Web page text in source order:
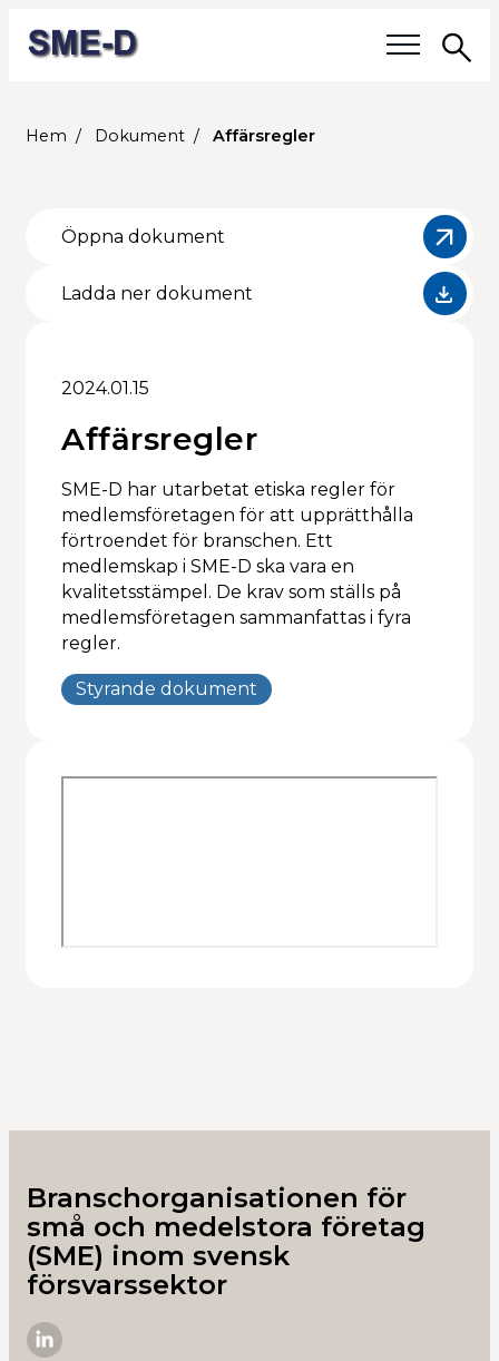
Våra frågor
Våra medlemmar
Medlemmars verksamhet
Kalendarium
Hem Dokument Affärsregler
Öppna dokument
Ladda ner dokument
2024.01.15
Affärsregler
SME-D har utarbetat etiska regler för
medlemsföretagen för att upprätthålla
förtroendet för branschen. Ett
medlemskap i SME-D ska vara en
kvalitetsstämpel. De krav som ställs på
medlemsföretagen sammanfattas i fyra
regler.
Styrande dokument
Branschorganisationen för
små och medelstora företag
(SME) inom svensk
försvarssektor